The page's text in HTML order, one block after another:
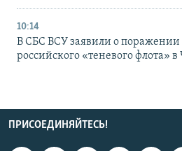
10:14
В СБС ВСУ заявили о поражении
российского «теневого флота»
ПРИСОЕДИНЯЙТЕСЬ!